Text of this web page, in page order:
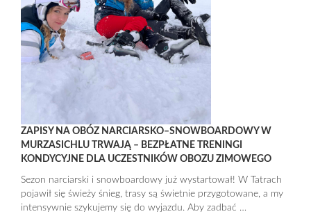
ZAPISY NA OBÓZ NARCIARSKO–SNOWBOARDOWY W
MURZASICHLU TRWAJĄ – BEZPŁATNE TRENINGI
KONDYCYJNE DLA UCZESTNIKÓW OBOZU ZIMOWEGO
Sezon narciarski i snowboardowy już wystartował! W Tatrach
pojawił się świeży śnieg, trasy są świetnie przygotowane, a my
intensywnie szykujemy się do wyjazdu. Aby zadbać …